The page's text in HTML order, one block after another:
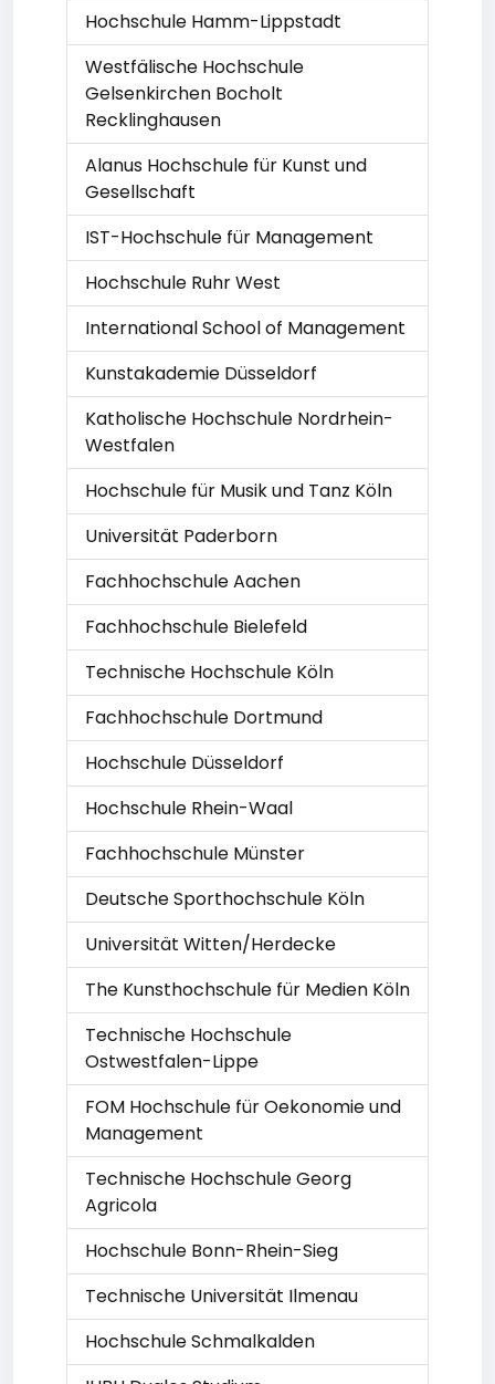
Hochschule Hamm-Lippstadt
Westfälische Hochschule
Gelsenkirchen Bocholt
Recklinghausen
Alanus Hochschule für Kunst und
Gesellschaft
IST-Hochschule für Management
Hochschule Ruhr West
International School of Management
Kunstakademie Düsseldorf
Katholische Hochschule Nordrhein-
Westfalen
Hochschule für Musik und Tanz Köln
Universität Paderborn
Fachhochschule Aachen
Fachhochschule Bielefeld
Technische Hochschule Köln
Fachhochschule Dortmund
Hochschule Düsseldorf
Hochschule Rhein-Waal
Fachhochschule Münster
Deutsche Sporthochschule Köln
Universität Witten/Herdecke
The Kunsthochschule für Medien Köln
Technische Hochschule
Ostwestfalen-Lippe
FOM Hochschule für Oekonomie und
Management
Technische Hochschule Georg
Agricola
Hochschule Bonn-Rhein-Sieg
Technische Universität Ilmenau
Hochschule Schmalkalden